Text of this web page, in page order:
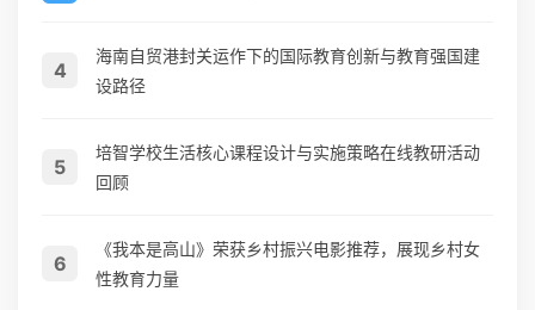
4
海南自贸港封关运作下的国际教育创新与教育强国建
设路径
5
培智学校生活核心课程设计与实施策略在线教研活动
回顾
6
《我本是高山》荣获乡村振兴电影推荐，展现乡村女
性教育力量